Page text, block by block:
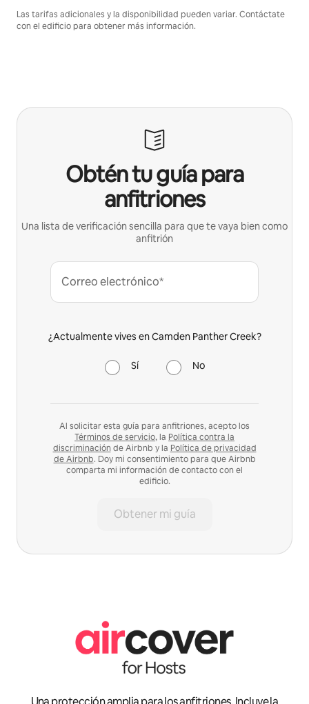
Las tarifas adicionales y la disponibilidad pueden variar. Contáctate
con el edificio para obtener más información.
Obtén tu guía para
anfitriones
Una lista de verificación sencilla para que te vaya bien como
anfitrión
Correo electrónico*
¿Actualmente vives en Camden Panther Creek?
Sí No
Al solicitar esta guía para anfitriones, acepto los
Términos de servicio, la Política contra la
discriminación de Airbnb y la Política de privacidad
de Airbnb. Doy mi consentimiento para que Airbnb
comparta mi información de contacto con el
edificio.
Obtener mi guía